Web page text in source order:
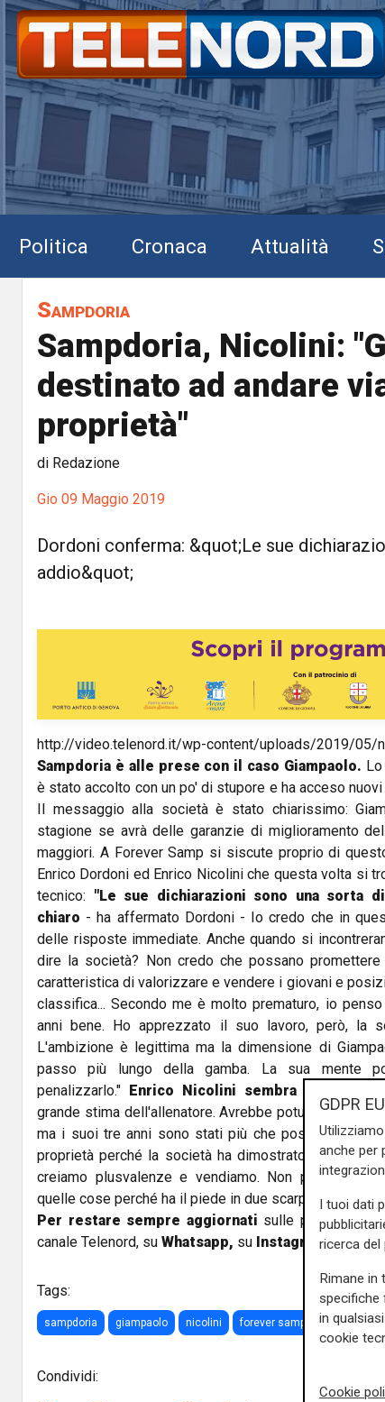
Politica Cronaca Attualità
Sampdoria
Sampdoria, Nicolini:
destinato ad andare
proprietà"
di Redazione
Gio 09 Maggio 2019
Dordoni conferma: &quot;Le sue
addio&quot;
http://video.telenord.it/wp-content/uploads/
Sampdoria è alle prese con il caso Giampaolo.
è stato accolto con un po' di stupore e ha acceso
Il messaggio alla società è stato chiarissimo:
stagione se avrà delle garanzie di miglioramento
maggiori. A Forever Samp si siscute proprio di
Enrico Dordoni ed Enrico Nicolini che questa volta si
tecnico: "Le sue dichiarazioni sono una sorta
chiaro - ha affermato Dordoni - Io credo che in
delle risposte immediate. Anche quando si
dire la società? Non credo che possano
caratteristica di valorizzare e vendere i giovani e
classifica... Secondo me è molto prematuro, io
anni bene. Ho apprezzato il suo lavoro, però, la
L'ambizione è legittima ma la dimensione di
passo più lungo della gamba. La sua mente
penalizzarlo."
Enrico Nicolini sembra sicuro
grande stima dell'allenatore. Avrebbe potuto fare di
ma i suoi tre anni sono stati più che positivi. È
proprietà perché la società ha dimostrato che i
creiamo plusvalenze e vendiamo. Non penso
quelle cose perché ha il piede in due scarpe, è troppo
Per restare sempre aggiornati sulle principali
canale Telenord, su Whatsapp, su Instagram,su
Tags:
sampdoria giampaolo nicolini forever samp
Condividi:
GDPR
anche per
I tuoi dati
ricerca del
Rimane in
specifiche
in
cookie
Cookie